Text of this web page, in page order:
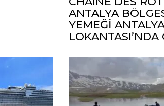
ANTALYA
YEMEĞİ
LOKANTASI’NDA